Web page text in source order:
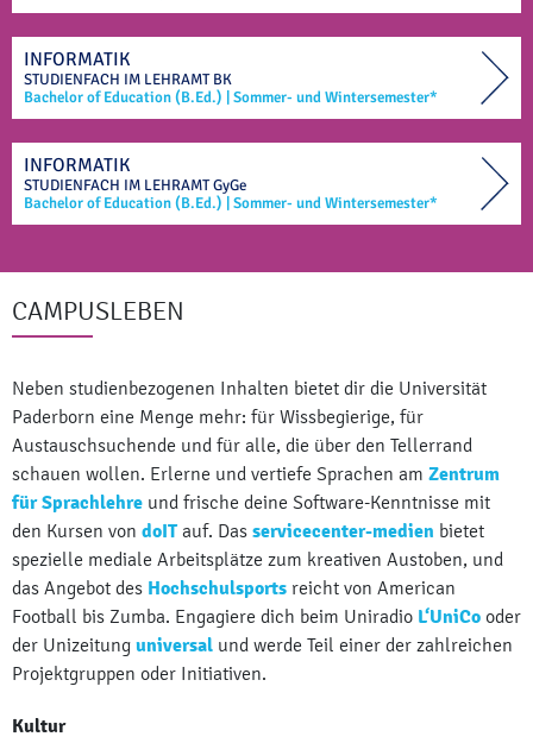
INFORMATIK
STUDIENFACH IM LEHRAMTBK
Bachelor of Education (B.Ed.)
Sommer- und Wintersemester*
INFORMATIK
STUDIENFACH IM LEHRAMTGyGe
Bachelor of Education (B.Ed.)
Sommer- und Wintersemester*
CAMPUSLEBEN
Neben studienbezogenen Inhalten bietet dir die Universität
Paderborn eine Menge mehr: für Wissbegierige, für
Austauschsuchende und für alle, die über den Tellerrand
schauen wollen. Erlerne und vertiefe Sprachen am Zentrum
für Sprachlehre und frische deine Software-Kenntnisse mit
den Kursen von doITauf. Das servicecenter-medien bietet
spezielle mediale Arbeitsplätze zum kreativen Austoben, und
das Angebot des Hochschulsports reicht von American
Football bis Zumba. Engagiere dich beim Uniradio L‘UniCo oder
der Unizeitung universal und werde Teil einer der zahlreichen
Projektgruppen oder Initiativen.
Kultur